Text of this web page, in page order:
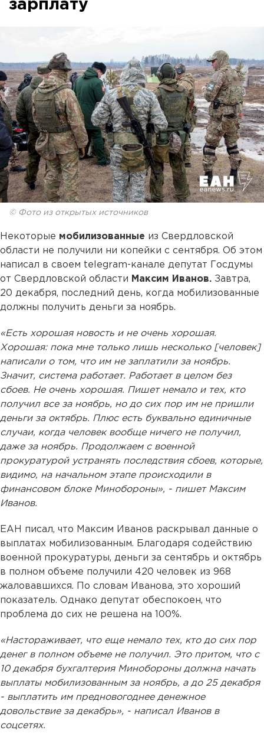
зарплату
© Фото из открытых источников
Некоторые мобилизованные из Свердловской
области не получили ни копейки с сентября. Об этом
написал в своем telegram-канале депутат Госдумы
от Свердловской области Максим Иванов. Завтра,
20 декабря, последний день, когда мобилизованные
должны получить деньги за ноябрь.
«Есть хорошая новость и не очень хорошая.
Хорошая: пока мне только лишь несколько [человек]
написали о том, что им не заплатили за ноябрь.
Значит, система работает. Работает в целом без
сбоев. Не очень хорошая. Пишет немало и тех, кто
получил все за ноябрь, но до сих пор им не пришли
деньги за октябрь. Плюс есть буквально единичные
случаи, когда человек вообще ничего не получил,
даже за ноябрь. Продолжаем с военной
прокуратурой устранять последствия сбоев, которые,
видимо, на начальном этапе происходили в
финансовом блоке Минобороны», - пишет Максим
Иванов.
ЕАН писал, что Максим Иванов раскрывал данные о
выплатах мобилизованным. Благодаря содействию
военной прокуратуры, деньги за сентябрь и октябрь
в полном объеме получили 420 человек из 968
жаловавшихся. По словам Иванова, это хороший
показатель. Однако депутат обеспокоен, что
проблема до сих не решена на 100%.
«Настораживает, что еще немало тех, кто до сих пор
денег в полном объеме не получил. Это притом, что с
10 декабря бухгалтерия Минобороны должна начать
выплаты мобилизованным за ноябрь, а до 25 декабря
- выплатить им предновогоднее денежное
довольствие за декабрь», - написал Иванов в
соцсетях.